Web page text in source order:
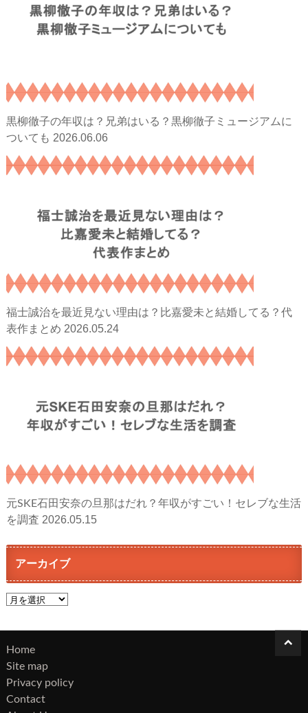
黒柳徹子の年収は？兄弟はいる？黒柳徹子ミュージアムに
ついても 2026.06.06
福士誠治を最近見ない理由は？比嘉愛未と結婚してる？代
表作まとめ 2026.05.24
元SKE石田安奈の旦那はだれ？年収がすごい！セレブな生活
を調査 2026.05.15
アーカイブ
ア
カ
イ
ブ
Home
Site map
Privacy policy
Contact